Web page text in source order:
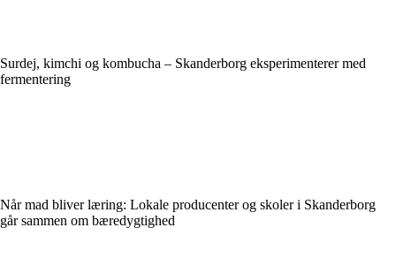
Surdej, kimchi og kombucha – Skanderborg eksperimenterer med
fermentering
Når mad bliver læring: Lokale producenter og skoler i Skanderborg
går sammen om bæredygtighed